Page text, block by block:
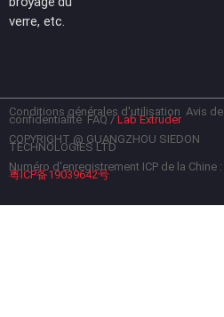
verre, etc.
Conditions générales d'utilisation Avis de
confidentialité FAQ/Lab Extruder
COPYRIGHT @ GUANGZHOU SIEDON
TECHNOLOGIES LTD
Numéro d'enregistrement ICP de la Chine :
粤ICP备19039642号